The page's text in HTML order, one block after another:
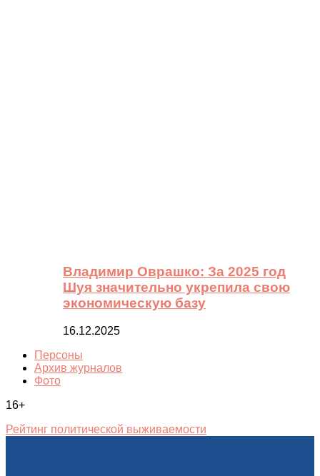
Владимир Оврашко: За 2025 год
Шуя значительно укрепила свою
экономическую базу
16.12.2025
Персоны
Архив журналов
Фото
16+
Рейтинг политической выживаемости